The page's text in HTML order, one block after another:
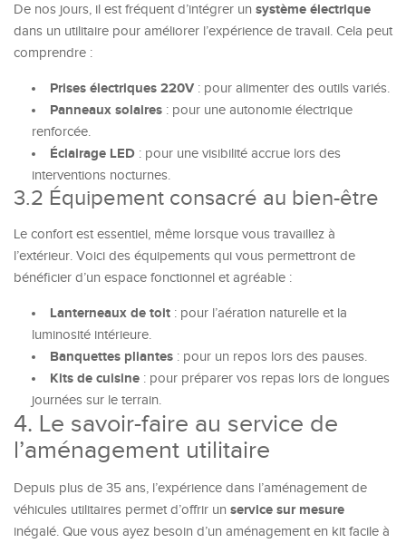
De nos jours, il est fréquent d’intégrer un système électrique
dans un utilitaire pour améliorer l’expérience de travail. Cela peut
comprendre :
Prises électriques 220V : pour alimenter des outils variés.
Panneaux solaires : pour une autonomie électrique
renforcée.
Éclairage LED : pour une visibilité accrue lors des
interventions nocturnes.
3.2 Équipement consacré au bien-être
Le confort est essentiel, même lorsque vous travaillez à
l’extérieur. Voici des équipements qui vous permettront de
bénéficier d’un espace fonctionnel et agréable :
Lanterneaux de toit : pour l’aération naturelle et la
luminosité intérieure.
Banquettes pliantes : pour un repos lors des pauses.
Kits de cuisine : pour préparer vos repas lors de longues
journées sur le terrain.
4. Le savoir-faire au service de
l’aménagement utilitaire
Depuis plus de 35 ans, l’expérience dans l’aménagement de
véhicules utilitaires permet d’offrir un service sur mesure
inégalé. Que vous ayez besoin d’un aménagement en kit facile à